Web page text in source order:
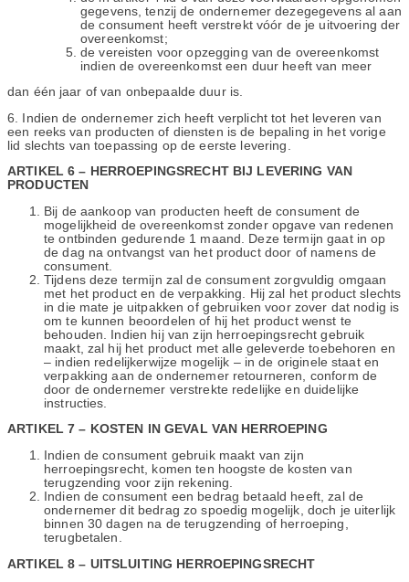
gegevens, tenzij de ondernemer dezegegevens al aan
de consument heeft verstrekt vóór de je uitvoering der
overeenkomst;
de vereisten voor opzegging van de overeenkomst
indien de overeenkomst een duur heeft van meer
dan één jaar of van onbepaalde duur is.
6. Indien de ondernemer zich heeft verplicht tot het leveren van
een reeks van producten of diensten is de bepaling in het vorige
lid slechts van toepassing op de eerste levering.
ARTIKEL 6 – HERROEPINGSRECHT BIJ LEVERING VAN
PRODUCTEN
Bij de aankoop van producten heeft de consument de
mogelijkheid de overeenkomst zonder opgave van redenen
te ontbinden gedurende 1 maand. Deze termijn gaat in op
de dag na ontvangst van het product door of namens de
consument.
Tijdens deze termijn zal de consument zorgvuldig omgaan
met het product en de verpakking. Hij zal het product slechts
in die mate je uitpakken of gebruiken voor zover dat nodig is
om te kunnen beoordelen of hij het product wenst te
behouden. Indien hij van zijn herroepingsrecht gebruik
maakt, zal hij het product met alle geleverde toebehoren en
– indien redelijkerwijze mogelijk – in de originele staat en
verpakking aan de ondernemer retourneren, conform de
door de ondernemer verstrekte redelijke en duidelijke
instructies.
ARTIKEL 7 – KOSTEN IN GEVAL VAN HERROEPING
Indien de consument gebruik maakt van zijn
herroepingsrecht, komen ten hoogste de kosten van
terugzending voor zijn rekening.
Indien de consument een bedrag betaald heeft, zal de
ondernemer dit bedrag zo spoedig mogelijk, doch je uiterlijk
binnen 30 dagen na de terugzending of herroeping,
terugbetalen.
ARTIKEL 8 – UITSLUITING HERROEPINGSRECHT